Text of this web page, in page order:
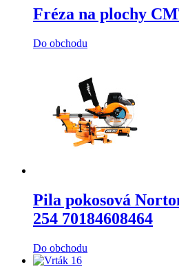
Fréza na plochy
Do obchodu
Pila pokosová
254 70184608464
Do obchodu